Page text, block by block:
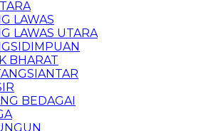
LAWAS
LAWAS UTARA
BHARAT
BEDAGAI